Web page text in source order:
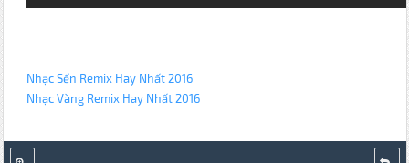
Nhạc Sến Remix Hay Nhất 2016
Nhạc Vàng Remix Hay Nhất 2016